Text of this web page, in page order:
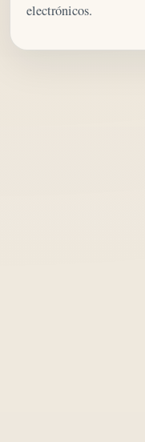
electrónicos.